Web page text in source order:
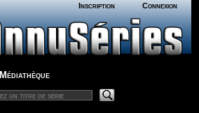
Inscription Connexion
Médiathèque